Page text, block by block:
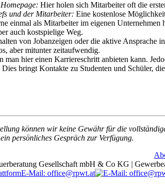
Hier holen sich Mitarbeiter oft die
und der Mitarbeiter: Eine kostenlose
einmal als Mitarbeiter im eigenen Unternehmen
auch kostspielige Weg.
von Jobanzeigen oder die aktive Ansprache
aber mitunter zeitaufwendig.
man hier einen Karriereschritt anbieten kann.
Dies bringt Kontakte zu Studenten und Schüler,
können wir keine Gewähr für die
persönliches Gespräch zur Verfügung.
Gesellschaft mbH & Co KG |
E-Mail: office@rpwt.at